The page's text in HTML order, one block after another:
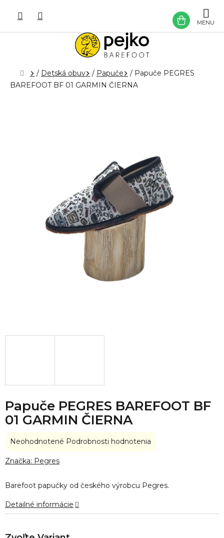
obsah
Domov
/ Detská obuv / Papuče / Papuče PEGRES
BAREFOOT BF 01 GARMIN ČIERNA
Papuče PEGRES BAREFOOT BF
01 GARMIN ČIERNA
Barefoot papučky od českého výrobcu Pegres.
Detailné informácie
Priemerné
produktu
z
hviezdičiek.
Neohodnotené Podrobnosti hodnotenia
Značka: Pegres